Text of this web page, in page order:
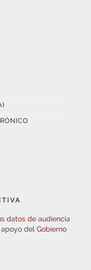
datos de audiencia
del Gobierno